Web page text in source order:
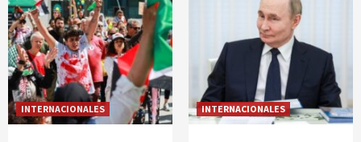
INTERNACIONALES INTERNACIONALES